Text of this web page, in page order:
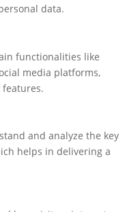
data.
functionalities like
media platforms,
and analyze the key
helps in delivering a